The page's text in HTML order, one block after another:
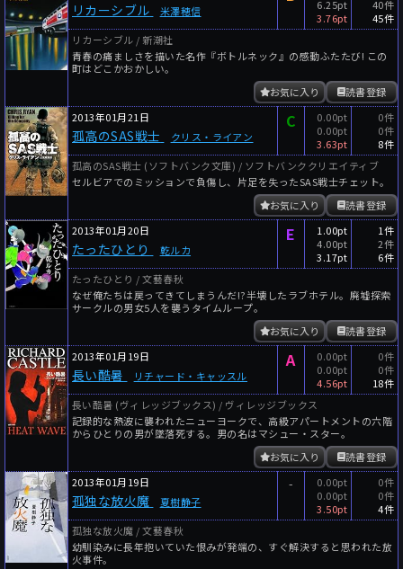
リカーシブル 米澤穂信
6.25pt
3.76pt
40件
45件
リカーシブル / 新潮社
青春の痛ましさを描いた名作『ボトルネック』の感動ふたたび! この
町はどこかおかしい。
読書登録
お気に入り
2013年01月21日
孤高のSAS戦士 クリス・ライアン
C
0.00pt
0.00pt
3.63pt
0件
0件
8件
孤高のSAS戦士 (ソフトバンク文庫) / ソフトバンククリエイティブ
セルビアでのミッションで負傷し、片足を失ったSAS戦士チェット。
読書登録
お気に入り
2013年01月20日
たったひとり 乾ルカ
E
1.00pt
4.00pt
3.17pt
1件
2件
6件
たったひとり / 文藝春秋
なぜ俺たちは戻ってきてしまうんだ!?半壊したラブホテル。廃墟探索
サークルの男女5人を襲うタイムループ。
読書登録
お気に入り
2013年01月19日
長い酷暑 リチャード・キャッスル
A
0.00pt
0.00pt
4.56pt
0件
0件
18件
長い酷暑 (ヴィレッジブックス) / ヴィレッジブックス
記録的な熱波に襲われたニューヨークで、高級アパートメントの六階
からひとりの男が墜落死する。男の名はマシュー・スター。
読書登録
お気に入り
2013年01月19日
孤独な放火魔 夏樹静子
-
0.00pt
0.00pt
3.50pt
0件
0件
4件
孤独な放火魔 / 文藝春秋
幼馴染みに長年抱いていた恨みが発端の、すぐ解決すると思われた放
火事件。